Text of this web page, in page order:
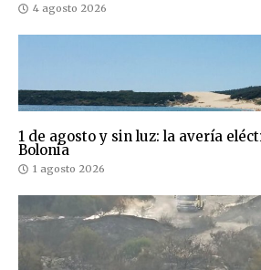
4 agosto 2026
1 de agosto y sin luz: la avería
Bolonia
1 agosto 2026